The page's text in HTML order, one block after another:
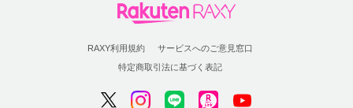
RAXY利用規約
サービスへのご意見窓口
特定商取引法に基づく表記